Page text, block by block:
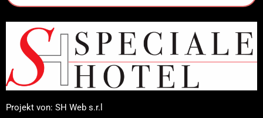
Projekt von: SH Web s.r.l